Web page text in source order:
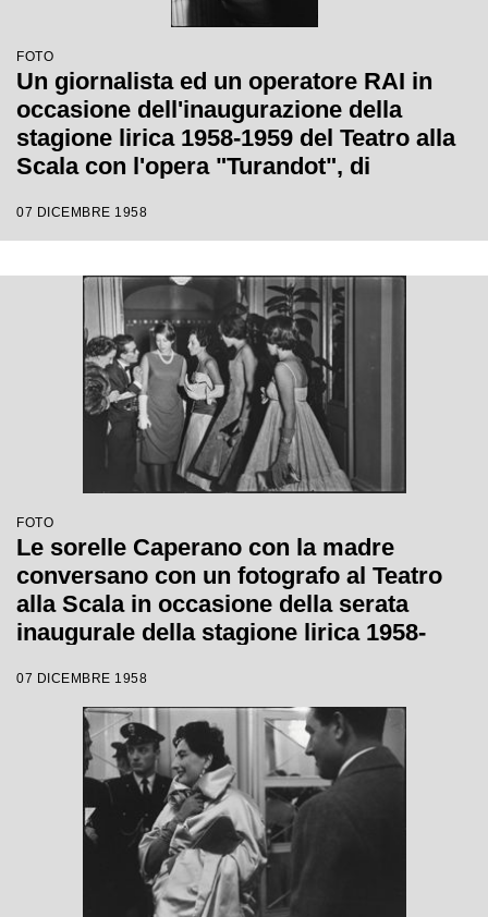
FOTO
Un giornalista ed un operatore RAI in
occasione dell'inaugurazione della
stagione lirica 1958-1959 del Teatro alla
Scala con l'opera "Turandot", di
Votto, con la regia di Margherita
07 DICEMBRE 1958
FOTO
Le sorelle Caperano con la madre
conversano con un fotografo al Teatro
alla Scala in occasione della serata
inaugurale della stagione lirica 1958-
Puccini, diretta da Antonino Votto con la
regia di Margherita Wallmann
07 DICEMBRE 1958